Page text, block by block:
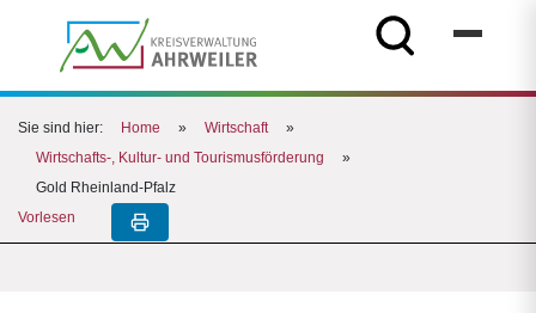
Sie sind hier: Home » Wirtschaft
»
Wirtschafts-, Kultur- und Tourismusförderung
»
Gold Rheinland-Pfalz
Vorlesen